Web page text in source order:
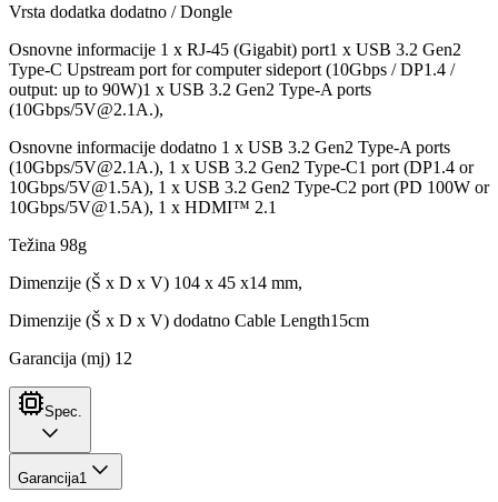
Vrsta dodatka dodatno / Dongle
Osnovne informacije 1 x RJ-45 (Gigabit) port1 x USB 3.2 Gen2
Type-C Upstream port for computer sideport (10Gbps / DP1.4 /
output: up to 90W)1 x USB 3.2 Gen2 Type-A ports
(10Gbps/5V@2.1A.),
Osnovne informacije dodatno 1 x USB 3.2 Gen2 Type-A ports
(10Gbps/5V@2.1A.), 1 x USB 3.2 Gen2 Type-C1 port (DP1.4 or
10Gbps/5V@1.5A), 1 x USB 3.2 Gen2 Type-C2 port (PD 100W or
10Gbps/5V@1.5A), 1 x HDMI™ 2.1
Težina 98g
Dimenzije (Š x D x V) 104 x 45 x14 mm,
Dimenzije (Š x D x V) dodatno Cable Length15cm
Garancija (mj) 12
Spec.
Garancija1